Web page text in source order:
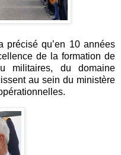
précisé qu’en 10 années
de la formation de
militaires, du domaine
au sein du ministère